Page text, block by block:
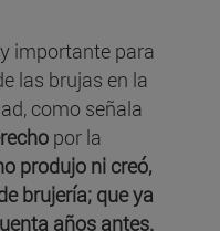
importante para
las brujas en la
como señala
por la
produjo ni creó,
brujería; que ya
años antes.